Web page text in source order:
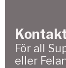
För all
eller